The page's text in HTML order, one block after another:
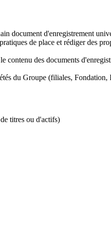
document d'enregistrement
de place et rédiger des
contenu des documents
du Groupe (filiales, Fondation,
titres ou d'actifs)